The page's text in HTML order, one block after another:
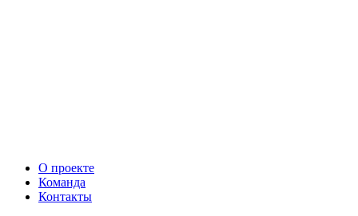
О проекте
Команда
Контакты